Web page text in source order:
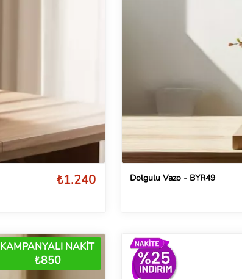
₺1.240 Dolgulu Vazo - BYR49
KAMPANYALI NAKİT
₺850